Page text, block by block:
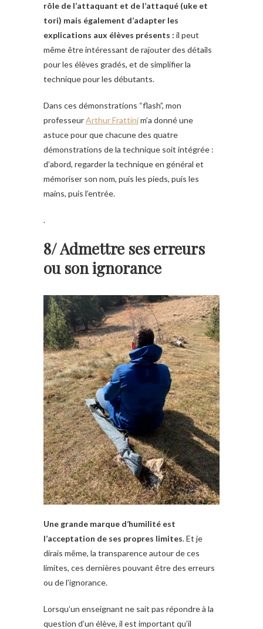
rôle de l’attaquant et de l’attaqué (uke et
tori) mais également d’adapter les
explications aux élèves présents : il peut
même être intéressant de rajouter des détails
pour les élèves gradés, et de simplifier la
technique pour les débutants.
Dans ces démonstrations “flash”, mon
professeurArthur Frattinim’a donné une
astuce pour que chacune des quatre
démonstrations de la technique soit intégrée :
d’abord, regarder la technique en général et
mémoriser son nom, puis les pieds, puis les
mains, puis l’entrée.
.
8/ Admettre ses erreurs
ou son ignorance
Une grande marque d’humilité est
l’acceptation de ses propres limites. Et je
dirais même, la transparence autour de ces
limites, ces dernières pouvant être des erreurs
ou de l’ignorance.
Lorsqu’un enseignant ne sait pas répondre à la
question d’un élève, il est important qu’il